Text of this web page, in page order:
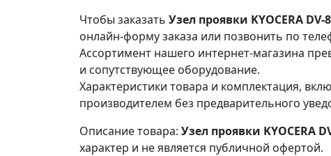
Чтобы заказать Узел проявки KYOCERA DV-
онлайн-форму заказа или позвонить по
Ассортимент нашего интернет-магазина
и сопутствующее оборудование.
Характеристики товара и комплектация,
производителем без предварительного
Описание товара: Узел проявки KYOCERA
характер и не является публичной офертой.